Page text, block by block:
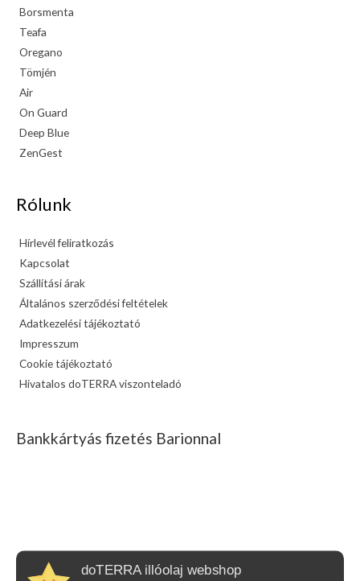
Borsmenta
Teafa
Oregano
Tömjén
Air
On Guard
Deep Blue
ZenGest
Rólunk
Hírlevél feliratkozás
Kapcsolat
Szállítási árak
Általános szerződési feltételek
Adatkezelési tájékoztató
Impresszum
Cookie tájékoztató
Hivatalos doTERRA viszonteladó
Bankkártyás fizetés Barionnal
doTERRA illóolaj webshop